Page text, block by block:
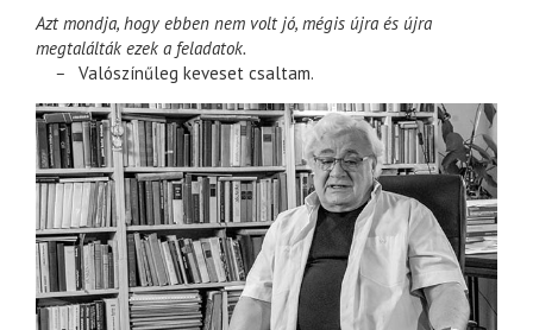
Azt mondja, hogy ebben nem volt jó, mégis újra és újra
megtalálták ezek a feladatok.
– Valószínűleg keveset csaltam.